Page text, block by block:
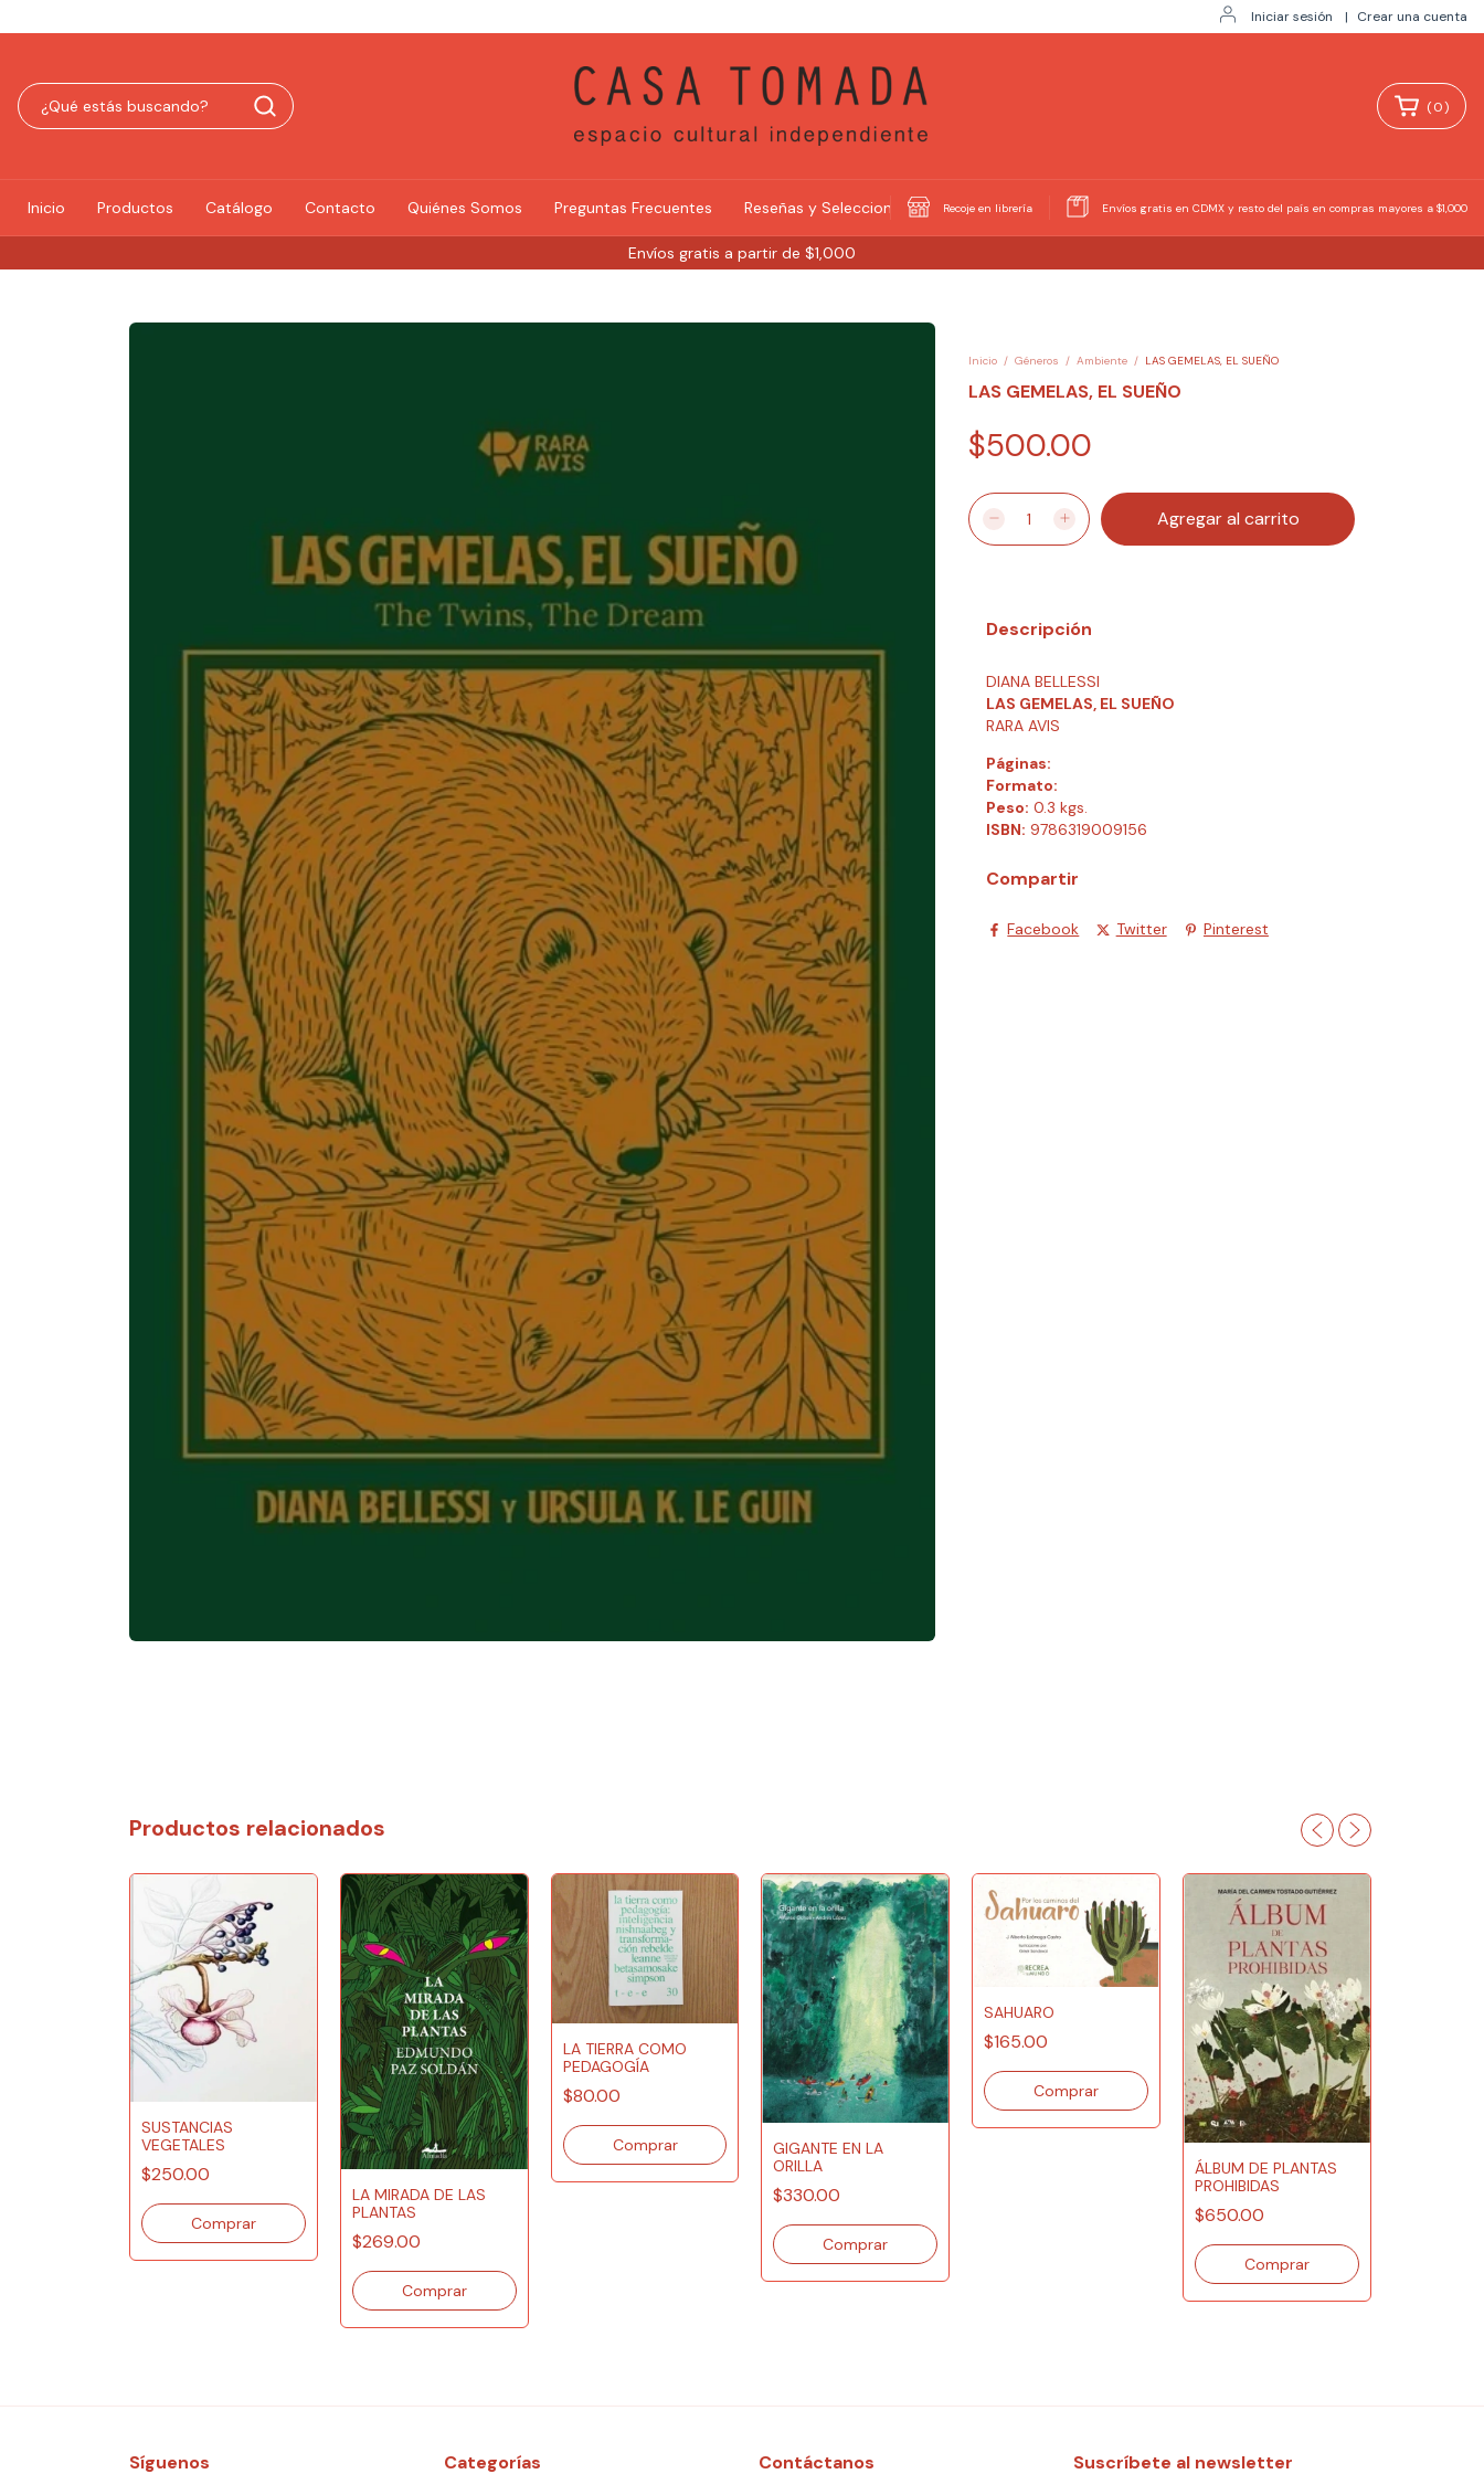
Iniciar sesión | Crear una cuenta
Envíos gratis a partir de $1,000
(0)
Inicio Productos Catálogo Contacto Quiénes Somos Preguntas Frecuentes Reseñas y Selecciones Recoje en librería Envíos gratis en CDMX y resto del país en compras mayores a $1,000
Inicio / Géneros / Ambiente / LAS GEMELAS, EL SUEÑO
LAS GEMELAS, EL SUEÑO
$500.00
Descripción
DIANA BELLESSI
LAS GEMELAS, EL SUEÑO
RARA AVIS
Páginas:
Formato:
Peso: 0.3 kgs.
ISBN: 9786319009156
Compartir
Facebook Twitter Pinterest
Productos relacionados
SUSTANCIAS
VEGETALES
$250.00
LA MIRADA DE LAS
PLANTAS
$269.00
LA TIERRA COMO
PEDAGOGÍA
$80.00
GIGANTE EN LA
ORILLA
$330.00
SAHUARO
$165.00
ÁLBUM DE PLANTAS
PROHIBIDAS
$650.00
Síguenos Categorías Contáctanos Suscríbete al newsletter